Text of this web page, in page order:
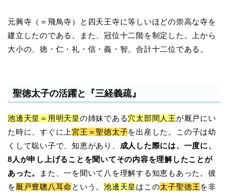
元興寺（＝飛鳥寺）と四天王寺に等しいほどの崇高な寺を
建立したのである。また、冠位十二階を制定した。上から
大小の、徳・仁・礼・信・義・智。合計十二位である。
聖徳太子の活躍と『三経義疏』
池邊天皇＝用明天皇の姉妹である穴太部間人王が厩戸にい
た時に、すぐに上宮王＝聖徳太子を出産した。この子は幼
くして聡い子で、知恵があり、 成人した際には、一度に、
8人が申し上げることを聞いてその内容を理解したことが
あった。
また、一を聞いて八を理解する知恵もあった。彼
を厩戸豊聰八耳命 という。池邊天皇 はこの太子聖徳王を非